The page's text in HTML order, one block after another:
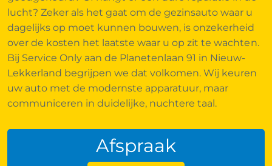
lucht? Zeker als het gaat om de gezinsauto waar u
dagelijks op moet kunnen bouwen, is onzekerheid
over de kosten het laatste waar u op zit te wachten.
Bij Service Only aan de Planetenlaan 91 in Nieuw-
Lekkerland begrijpen we dat volkomen. Wij keuren
uw auto met de modernste apparatuur, maar
communiceren in duidelijke, nuchtere taal.
Afspraak